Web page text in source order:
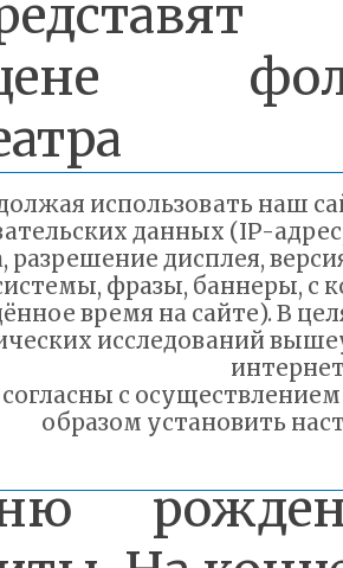
использовать наш
данных (IP-
разрешение дисплея,
фразы, баннеры, с
время на сайте). В
исследований
с
образом установить